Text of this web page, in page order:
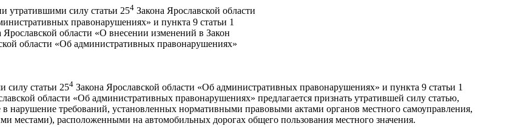
утратившими силу статьи 254 Закона Ярославской области
правонарушениях» и пункта 9 статьи 1
Ярославской области «О внесении изменений в Закон
области «Об административных правонарушениях»
силу статьи 254 Закона Ярославской области «Об административных правонарушениях» и пункта 9 статьи 1
области «Об административных правонарушениях» предлагается признать утратившей силу статью,
нарушение требований, установленных нормативными правовыми актами органов местного самоуправления,
местами), расположенными на автомобильных дорогах общего пользования местного значения.